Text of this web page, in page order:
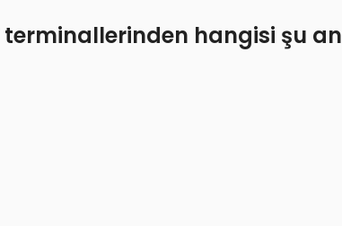
terminallerinden hangisi şu an